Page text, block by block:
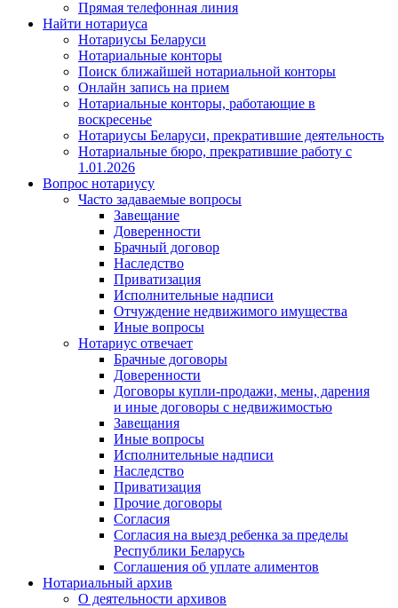
Прямая телефонная линия
Найти нотариуса
Нотариусы Беларуси
Нотариальные конторы
Поиск ближайшей нотариальной конторы
Онлайн запись на прием
Нотариальные конторы, работающие в
воскресенье
Нотариусы Беларуси, прекратившие деятельность
Нотариальные бюро, прекратившие работу с
1.01.2026
Вопрос нотариусу
Часто задаваемые вопросы
Завещание
Доверенности
Брачный договор
Наследство
Приватизация
Исполнительные надписи
Отчуждение недвижимого имущества
Иные вопросы
Нотариус отвечает
Брачные договоры
Доверенности
Договоры купли-продажи, мены, дарения
и иные договоры с недвижимостью
Завещания
Иные вопросы
Исполнительные надписи
Наследство
Приватизация
Прочие договоры
Согласия
Согласия на выезд ребенка за пределы
Республики Беларусь
Соглашения об уплате алиментов
Нотариальный архив
О деятельности архивов